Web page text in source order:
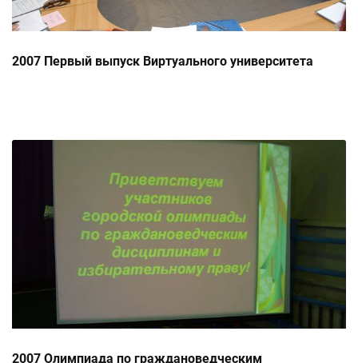
2007 Первый выпуск Виртуального университета
2007 Олимпиада по граждановедческим